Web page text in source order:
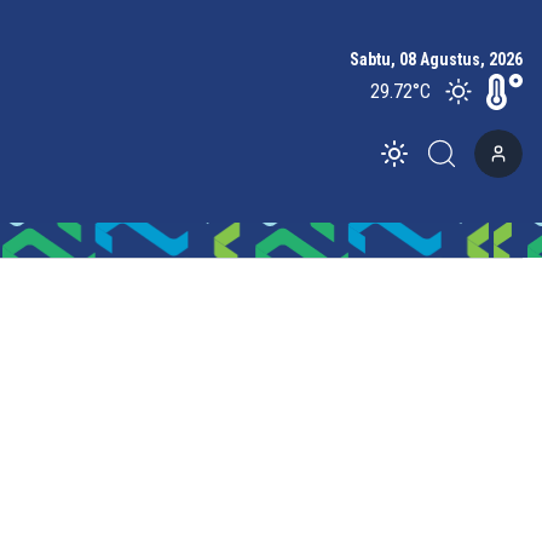
Sabtu, 08 Agustus, 2026
29.72°C
Toggle theme